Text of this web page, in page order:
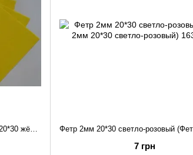
Фетр 2мм 20*30 жёлтый (Фетр 2мм 20*30 жёлтый)
7 грн